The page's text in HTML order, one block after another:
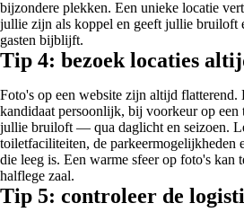
bijzondere plekken. Een unieke locatie
jullie zijn als koppel en geeft jullie bruiloft
gasten bijblijft.
Tip 4: bezoek locaties
Foto's op een website zijn altijd flatterend.
kandidaat persoonlijk, bij voorkeur op
jullie bruiloft — qua daglicht en seizoen.
toiletfaciliteiten, de parkeermogelijkheden
die leeg is. Een warme sfeer op foto's kan
halflege zaal.
Tip 5: controleer de